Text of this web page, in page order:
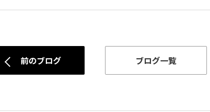
前のブログ ブログ一覧